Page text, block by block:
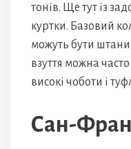
тонів. Ще тут із
куртки. Базовий
можуть бути
взуття можна
високі чоботи і
Сан-